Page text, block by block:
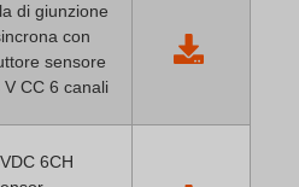
di giunzione
con
sensore
V CC 6 canali
6CH